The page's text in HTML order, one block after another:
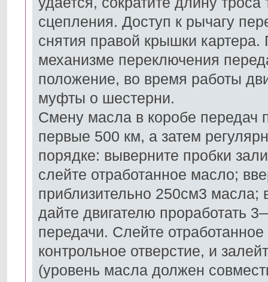
сцепления. Доступ к рычагу
снятия правой крышки
механизме переключения
положение, во время работы
муфты о шестерни.
Смену масла в коробе передач
первые 500 км, а затем
порядке: выверните пробки
слейте отработанное масло;
приблизительно 250см3 масла;
дайте двигателю проработать
передачи. Слейте
контрольное отверстие, и
(уровень масла должен